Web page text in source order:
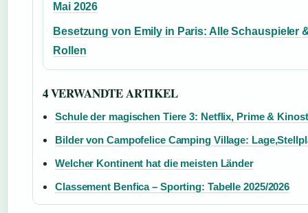
Mai 2026
Besetzung von Emily in Paris: Alle Schauspieler
Rollen
4 VERWANDTE ARTIKEL
Schule der magischen Tiere 3: Netflix, Prime &
Bilder von Campofelice Camping Village:
Welcher Kontinent hat die meisten Länder
Classement Benfica – Sporting: Tabelle 2025/2026